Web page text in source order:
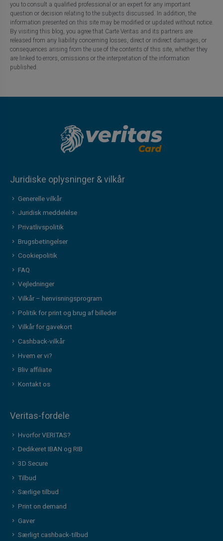
you to consult a qualified professional or an expert for any important
question or decision relating to the subjects discussed. In addition, the
information presented on this site may be modified or updated without notice.
By visiting this blog, you agree that Carte Veritas and its partners are
released from any liability concerning losses, direct or indirect damages, or
consequences arising from the use of the contents of this site, whether they
are linked to errors, omissions or the interpretation of the information
published.
Juridiske oplysninger & vilkår
Generelle vilkår
Juridisk meddelelse
Privatlivspolitik
Brugsbetingelser
Cookiepolitik
FAQ
Vejledninger
Vilkår – henvisningsprogram
Politik for print og brug af billeder
Vilkår for gavekort
Cashback-vilkår
Hvem er vi?
Bliv affiliate
Kontakt os
Veritas-fordele
Hvorfor VERITAS?
Dedikeret IBAN og RIB
3D Secure
Tilbud
Særlige tilbud
Print on demand
Gaver
Særligt cashback-tilbud